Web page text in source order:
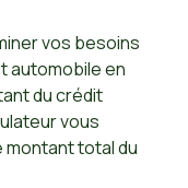
vos besoins
automobile en
du crédit
vous
montant total du